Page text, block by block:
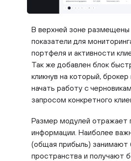
Размер модулей отражает
информации. Наиболее
(общая прибыль) занимают
пространства и получают
В верхней зоне размещены
показатели для
портфеля и активности
Так же добавлен блок
кликнув на который,
начать работу с
запросом конкретного